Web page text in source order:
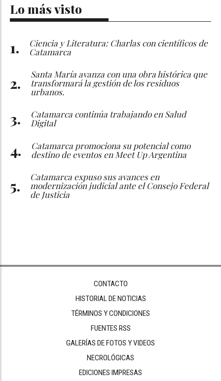
Lo más visto
Ciencia y Literatura: Charlas con científicos de
Catamarca
Santa María avanza con una obra histórica que
transformará la gestión de los residuos
urbanos.
Catamarca continúa trabajando en Salud
Digital
Catamarca promociona su potencial como
destino de eventos en Meet Up Argentina
Catamarca expuso sus avances en
modernización judicial ante el Consejo Federal
de Justicia
CONTACTO
HISTORIAL DE NOTICIAS
TÉRMINOS Y CONDICIONES
FUENTES RSS
GALERÍAS DE FOTOS Y VIDEOS
NECROLÓGICAS
EDICIONES IMPRESAS